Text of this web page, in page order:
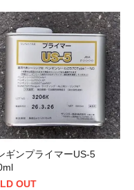
ギンプライマーUS-5
OUT